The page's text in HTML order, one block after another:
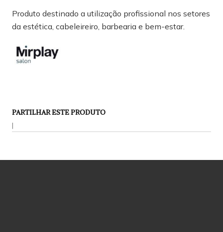
Produto destinado a utilização profissional nos setores
da estética, cabeleireiro, barbearia e bem-estar.
PARTILHAR ESTE PRODUTO
|